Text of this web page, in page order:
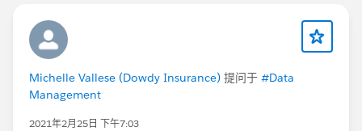
Michelle Vallese (Dowdy Insurance) 提问于 #Data
Management
2021年2月25日 下午7:03